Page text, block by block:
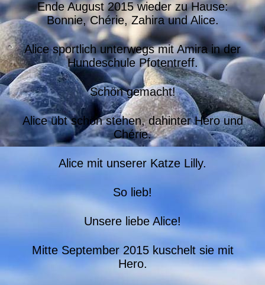
Ende August 2015 wieder zu Hause:
Bonnie, Chérie, Zahira und Alice.
Alice sportlich unterwegs mit Amira in der
Hundeschule Pfotentreff.
Schön gemacht!
Alice übt schön stehen, dahinter Hero und
Chérie.
Alice mit unserer Katze Lilly.
So lieb!
Unsere liebe Alice!
Mitte September 2015 kuschelt sie mit
Hero.